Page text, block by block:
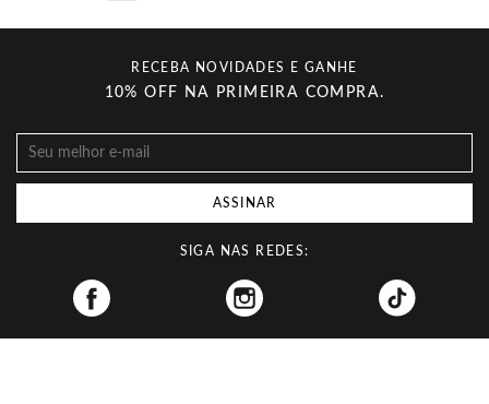
RECEBA NOVIDADES E GANHE
10% OFF NA PRIMEIRA COMPRA.
ASSINAR
SIGA NAS REDES:
Facebook